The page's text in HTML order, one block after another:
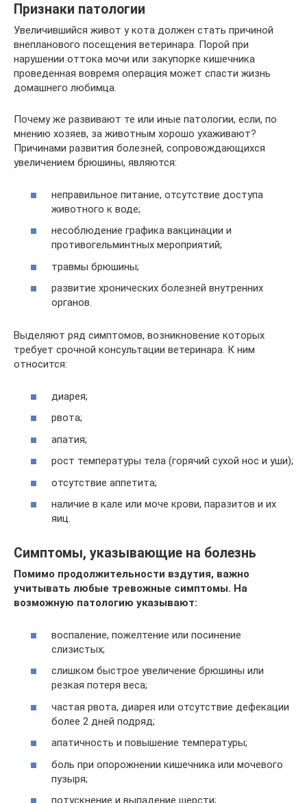
Признаки патологии
Увеличившийся живот у кота должен стать причиной
внепланового посещения ветеринара. Порой при
нарушении оттока мочи или закупорке кишечника
проведенная вовремя операция может спасти жизнь
домашнего любимца.
Почему же развивают те или иные патологии, если, по
мнению хозяев, за животным хорошо ухаживают?
Причинами развития болезней, сопровождающихся
увеличением брюшины, являются:
неправильное питание, отсутствие доступа
животного к воде;
несоблюдение графика вакцинации и
противогельминтных мероприятий;
травмы брюшины;
развитие хронических болезней внутренних
органов.
Выделяют ряд симптомов, возникновение которых
требует срочной консультации ветеринара. К ним
относится:
диарея;
рвота;
апатия;
рост температуры тела (горячий сухой нос и уши);
отсутствие аппетита;
наличие в кале или моче крови, паразитов и их
яиц.
Симптомы, указывающие на болезнь
Помимо продолжительности вздутия, важно
учитывать любые тревожные симптомы. На
возможную патологию указывают:
воспаление, пожелтение или посинение
слизистых;
слишком быстрое увеличение брюшины или
резкая потеря веса;
частая рвота, диарея или отсутствие дефекации
более 2 дней подряд;
апатичность и повышение температуры;
боль при опорожнении кишечника или мочевого
пузыря;
потускнение и выпадение шерсти;